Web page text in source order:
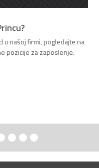
u našoj firmi, pogledajte na
pozicije za zaposlenje.